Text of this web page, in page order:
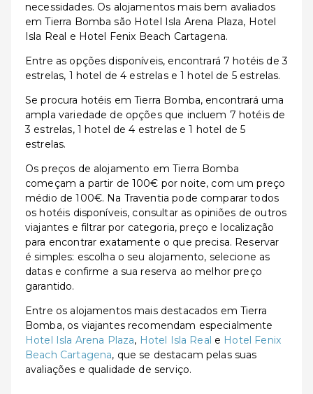
necessidades. Os alojamentos mais bem avaliados
em Tierra Bomba são Hotel Isla Arena Plaza, Hotel
Isla Real e Hotel Fenix Beach Cartagena.
Entre as opções disponíveis, encontrará 7 hotéis de 3
estrelas, 1 hotel de 4 estrelas e 1 hotel de 5 estrelas.
Se procura hotéis em Tierra Bomba, encontrará uma
ampla variedade de opções que incluem 7 hotéis de
3 estrelas, 1 hotel de 4 estrelas e 1 hotel de 5
estrelas.
Os preços de alojamento em Tierra Bomba
começam a partir de 100€ por noite, com um preço
médio de 100€. Na Traventia pode comparar todos
os hotéis disponíveis, consultar as opiniões de outros
viajantes e filtrar por categoria, preço e localização
para encontrar exatamente o que precisa. Reservar
é simples: escolha o seu alojamento, selecione as
datas e confirme a sua reserva ao melhor preço
garantido.
Entre os alojamentos mais destacados em Tierra
Bomba, os viajantes recomendam especialmente
Hotel Isla Arena Plaza, Hotel Isla Real e Hotel Fenix
Beach Cartagena, que se destacam pelas suas
avaliações e qualidade de serviço.